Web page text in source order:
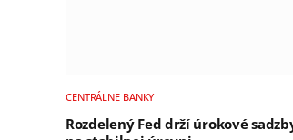
CENTRÁLNE BANKY
Rozdelený Fed drží úrokové